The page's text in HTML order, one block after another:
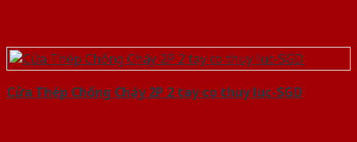
Cửa Thép Chống Cháy 2P 2 tay co thuy luc-SGD